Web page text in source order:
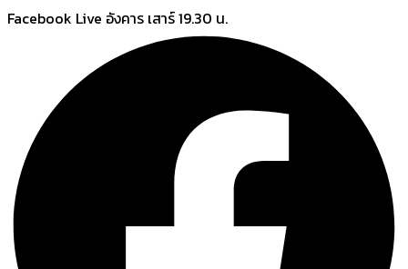
Skip
Facebook Live อังคาร เสาร์ 19.30 น.